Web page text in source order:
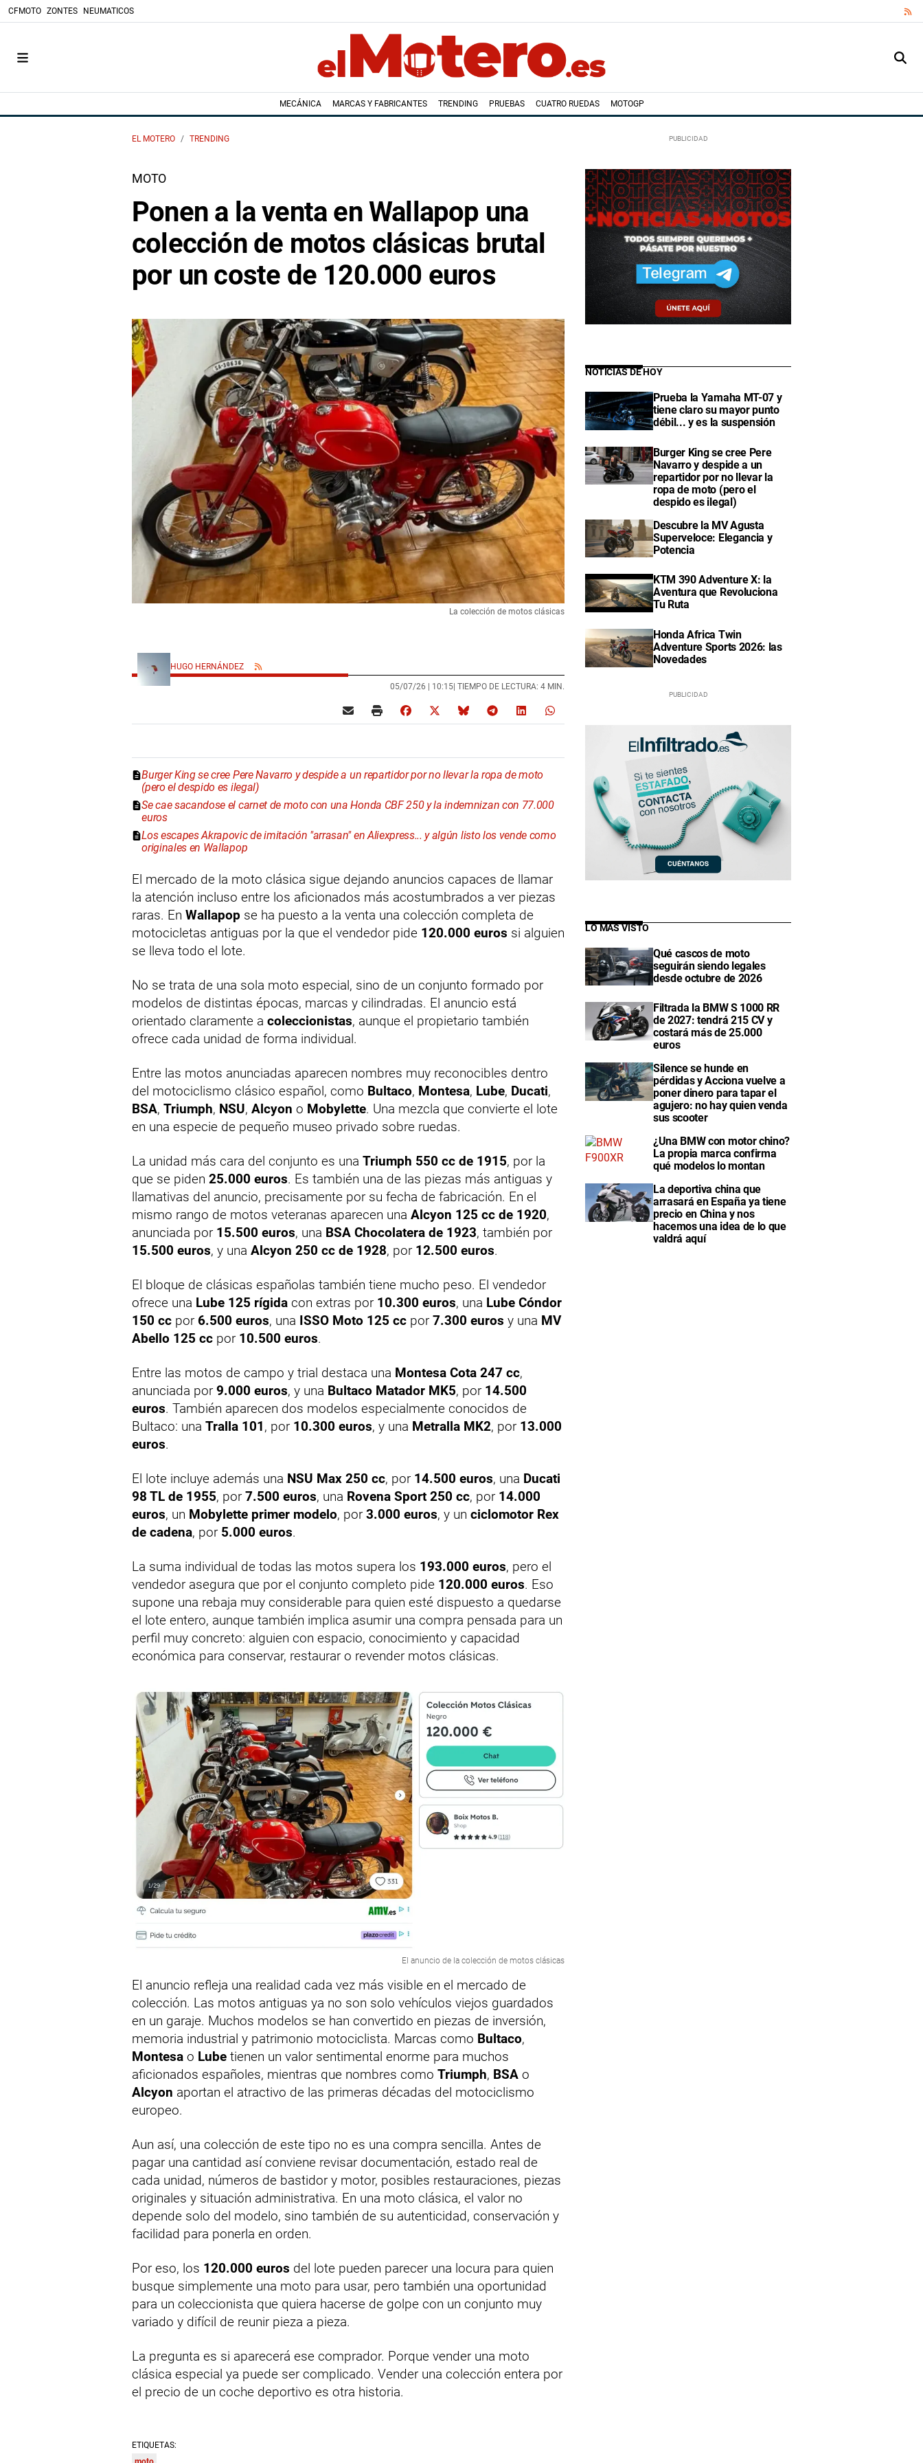
CFMOTO ZONTES NEUMATICOS
MECÁNICA MARCAS Y FABRICANTES TRENDING PRUEBAS CUATRO RUEDAS MOTOGP
EL MOTERO TRENDING
MOTO
Ponen a la venta en Wallapop una
colección de motos clásicas brutal
por un coste de 120.000 euros
La colección de motos clásicas
HUGO HERNÁNDEZ
05/07/26 | 10:15| TIEMPO DE LECTURA: 4 MIN.
Burger King se cree Pere Navarro y despide a un repartidor por no llevar la ropa de moto
(pero el despido es ilegal)
Se cae sacandose el carnet de moto con una Honda CBF 250 y la indemnizan con 77.000
euros
Los escapes Akrapovic de imitación "arrasan" en Aliexpress... y algún listo los vende como
originales en Wallapop
El mercado de la moto clásica sigue dejando anuncios capaces de llamar
la atención incluso entre los aficionados más acostumbrados a ver piezas
raras. En Wallapop se ha puesto a la venta una colección completa de
motocicletas antiguas por la que el vendedor pide 120.000 euros si alguien
se lleva todo el lote.
No se trata de una sola moto especial, sino de un conjunto formado por
modelos de distintas épocas, marcas y cilindradas. El anuncio está
orientado claramente a coleccionistas, aunque el propietario también
ofrece cada unidad de forma individual.
Entre las motos anunciadas aparecen nombres muy reconocibles dentro
del motociclismo clásico español, como Bultaco, Montesa, Lube, Ducati,
BSA, Triumph, NSU, Alcyon o Mobylette. Una mezcla que convierte el lote
en una especie de pequeño museo privado sobre ruedas.
La unidad más cara del conjunto es una Triumph 550 cc de 1915, por la
que se piden 25.000 euros. Es también una de las piezas más antiguas y
llamativas del anuncio, precisamente por su fecha de fabricación. En el
mismo rango de motos veteranas aparecen una Alcyon 125 cc de 1920,
anunciada por 15.500 euros, una BSA Chocolatera de 1923, también por
15.500 euros, y una Alcyon 250 cc de 1928, por 12.500 euros.
El bloque de clásicas españolas también tiene mucho peso. El vendedor
ofrece una Lube 125 rígida con extras por 10.300 euros, una Lube Cóndor
150 cc por 6.500 euros, una ISSO Moto 125 cc por 7.300 euros y una MV
Abello 125 cc por 10.500 euros.
Entre las motos de campo y trial destaca una Montesa Cota 247 cc,
anunciada por 9.000 euros, y una Bultaco Matador MK5, por 14.500
euros. También aparecen dos modelos especialmente conocidos de
Bultaco: una Tralla 101, por 10.300 euros, y una Metralla MK2, por 13.000
euros.
El lote incluye además una NSU Max 250 cc, por 14.500 euros, una Ducati
98 TL de 1955, por 7.500 euros, una Rovena Sport 250 cc, por 14.000
euros, un Mobylette primer modelo, por 3.000 euros, y un ciclomotor Rex
de cadena, por 5.000 euros.
La suma individual de todas las motos supera los 193.000 euros, pero el
vendedor asegura que por el conjunto completo pide 120.000 euros. Eso
supone una rebaja muy considerable para quien esté dispuesto a quedarse
el lote entero, aunque también implica asumir una compra pensada para un
perfil muy concreto: alguien con espacio, conocimiento y capacidad
económica para conservar, restaurar o revender motos clásicas.
El anuncio de la colección de motos clásicas
El anuncio refleja una realidad cada vez más visible en el mercado de
colección. Las motos antiguas ya no son solo vehículos viejos guardados
en un garaje. Muchos modelos se han convertido en piezas de inversión,
memoria industrial y patrimonio motociclista. Marcas como Bultaco,
Montesa o Lube tienen un valor sentimental enorme para muchos
aficionados españoles, mientras que nombres como Triumph, BSA o
Alcyon aportan el atractivo de las primeras décadas del motociclismo
europeo.
Aun así, una colección de este tipo no es una compra sencilla. Antes de
pagar una cantidad así conviene revisar documentación, estado real de
cada unidad, números de bastidor y motor, posibles restauraciones, piezas
originales y situación administrativa. En una moto clásica, el valor no
depende solo del modelo, sino también de su autenticidad, conservación y
facilidad para ponerla en orden.
Por eso, los 120.000 euros del lote pueden parecer una locura para quien
busque simplemente una moto para usar, pero también una oportunidad
para un coleccionista que quiera hacerse de golpe con un conjunto muy
variado y difícil de reunir pieza a pieza.
La pregunta es si aparecerá ese comprador. Porque vender una moto
clásica especial ya puede ser complicado. Vender una colección entera por
el precio de un coche deportivo es otra historia.
ETIQUETAS:
NOTICIAS DE HOY
Prueba la Yamaha MT-07 y
tiene claro su mayor punto
débil... y es la suspensión
Burger King se cree Pere
Navarro y despide a un
repartidor por no llevar la
ropa de moto (pero el
despido es ilegal)
Descubre la MV Agusta
Superveloce: Elegancia y
Potencia
KTM 390 Adventure X: la
Aventura que Revoluciona
Tu Ruta
Honda Africa Twin
Adventure Sports 2026: las
Novedades
LO MÁS VISTO
Qué cascos de moto
seguirán siendo legales
desde octubre de 2026
Filtrada la BMW S 1000 RR
de 2027: tendrá 215 CV y
costará más de 25.000
euros
Silence se hunde en
pérdidas y Acciona vuelve a
poner dinero para tapar el
agujero: no hay quien venda
sus scooter
¿Una BMW con motor chino?
La propia marca confirma
qué modelos lo montan
La deportiva china que
arrasará en España ya tiene
precio en China y nos
hacemos una idea de lo que
valdrá aquí